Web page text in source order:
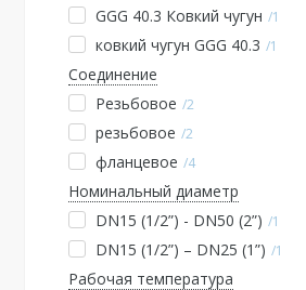
GGG 40.3 Ковкий чугун
1
ковкий чугун GGG 40.3 1
Соединение
Резьбовое 2
резьбовое 2
фланцевое 4
Номинальный диаметр
DN15 (1/2”) - DN50 (2”)
1
DN15 (1/2”) – DN25 (1”) 1
Рабочая температура